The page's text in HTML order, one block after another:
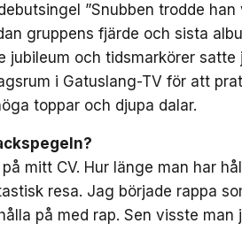
”Snubben trodde han
gruppens fjärde och sista
jubileum och tidsmarkörer satte
i Gatuslang-TV för att
toppar och djupa dalar.
mitt CV. Hur länge man har
resa. Jag började rappa
på med rap. Sen visste man